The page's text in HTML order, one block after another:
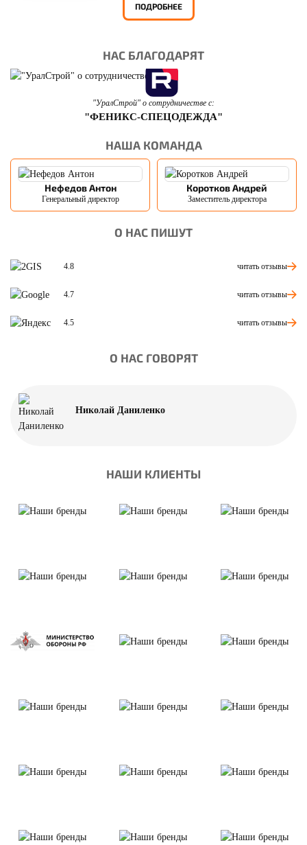
ПОДРОБНЕЕ
НАС БЛАГОДАРЯТ
"УралСтрой" о сотрудничестве с:
"ФЕНИКС-СПЕЦОДЕЖДА"
НАША КОМАНДА
Нефедов Антон
Генеральный директор
Коротков Андрей
Заместитель директора
О НАС ПИШУТ
4.8 читать отзывы
4.7 читать отзывы
4.5 читать отзывы
О НАС ГОВОРЯТ
Николай Даниленко
НАШИ КЛИЕНТЫ